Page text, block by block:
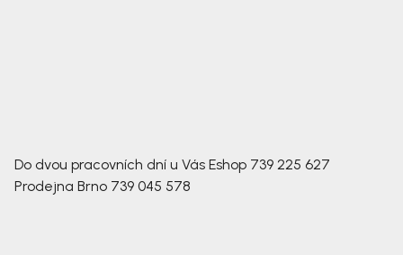
Do dvou pracovních dní u Vás Eshop 739 225 627
Prodejna Brno 739 045 578